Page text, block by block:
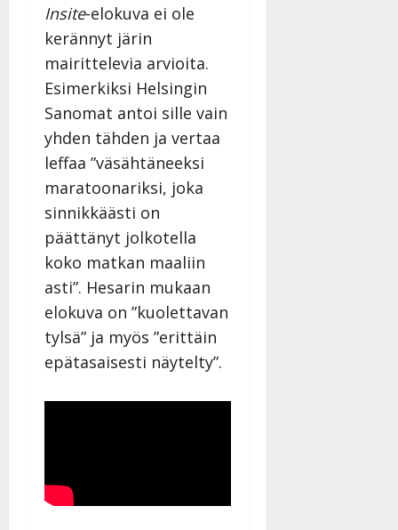
Insite-elokuva ei ole
kerännyt järin
mairittelevia arvioita.
Esimerkiksi Helsingin
Sanomat antoi sille vain
yhden tähden ja vertaa
leffaa ”väsähtäneeksi
maratoonariksi, joka
sinnikkäästi on
päättänyt jolkotella
koko matkan maaliin
asti”. Hesarin mukaan
elokuva on ”kuolettavan
tylsä” ja myös ”erittäin
epätasaisesti näytelty”.